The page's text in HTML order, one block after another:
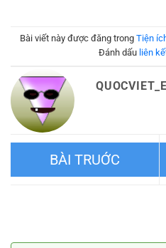
Bài viết này được đăng trong Tiện
Đánh dấu liên